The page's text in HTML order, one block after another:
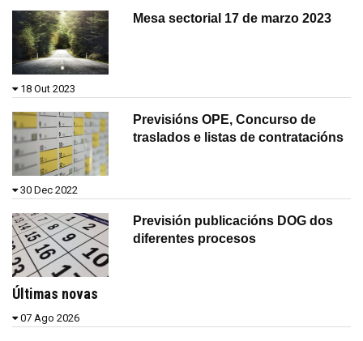
Mesa sectorial 17 de marzo 2023
18 Out 2023
Previsións OPE, Concurso de
traslados e listas de contratacións
30 Dec 2022
Previsión publicacións DOG dos
diferentes procesos
Últimas novas
07 Ago 2026